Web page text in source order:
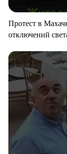
Протест в
отключений